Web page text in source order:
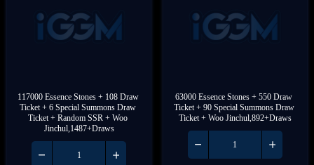
117000 Essence Stones + 108 Draw
Ticket + 6 Special Summons Draw
Ticket + Random SSR + Woo
Jinchul,1487+Draws
63000 Essence Stones + 550 Draw
Ticket + 90 Special Summons Draw
Ticket + Woo Jinchul,892+Draws